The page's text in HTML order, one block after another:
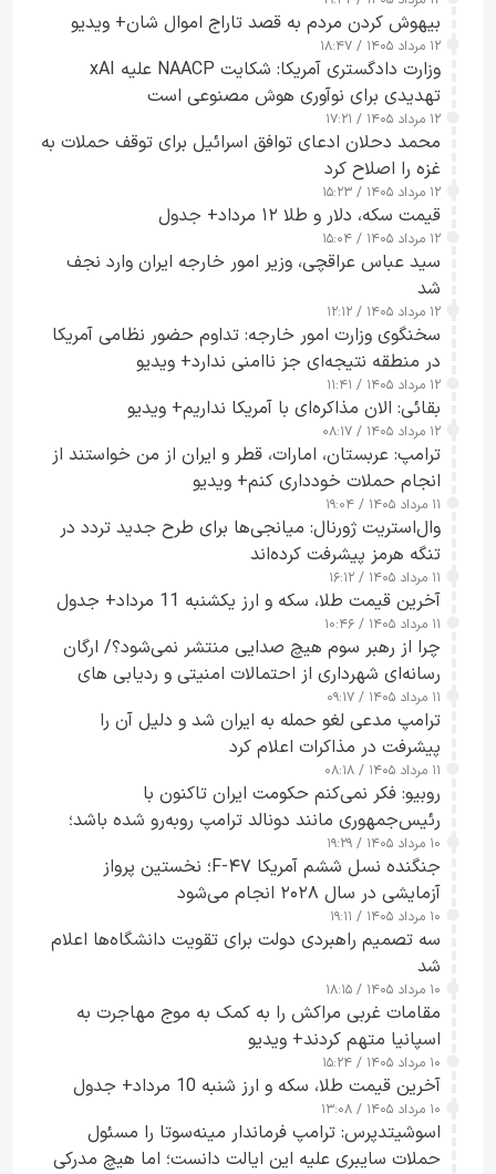
بیهوش کردن مردم به قصد تاراج اموال شان+ ویدیو
۱۲ مرداد ۱۴۰۵ / ۱۸:۴۷
وزارت دادگستری آمریکا: شکایت NAACP علیه xAI
تهدیدی برای نوآوری هوش مصنوعی است
۱۲ مرداد ۱۴۰۵ / ۱۷:۲۱
محمد دحلان ادعای توافق اسرائیل برای توقف حملات به
غزه را اصلاح کرد
۱۲ مرداد ۱۴۰۵ / ۱۵:۲۳
قیمت سکه، دلار و طلا ۱۲ مرداد+ جدول
۱۲ مرداد ۱۴۰۵ / ۱۵:۰۴
سید عباس عراقچی، وزیر امور خارجه ایران وارد نجف
شد
۱۲ مرداد ۱۴۰۵ / ۱۲:۱۲
سخنگوی وزارت امور خارجه: تداوم حضور نظامی آمریکا
در منطقه نتیجه‌ای جز ناامنی ندارد+ ویدیو
۱۲ مرداد ۱۴۰۵ / ۱۱:۴۱
بقائی: الان مذاکره‌ای با آمریکا نداریم+ ویدیو
۱۲ مرداد ۱۴۰۵ / ۰۸:۱۷
ترامپ: عربستان، امارات، قطر و ایران از من خواستند از
انجام حملات خودداری کنم+ ویدیو
۱۱ مرداد ۱۴۰۵ / ۱۹:۰۴
وال‌استریت ژورنال: میانجی‌ها برای طرح جدید تردد در
تنگه هرمز پیشرفت کرده‌اند
۱۱ مرداد ۱۴۰۵ / ۱۶:۱۲
آخرین قیمت طلا، سکه و ارز یکشنبه 11 مرداد+ جدول
۱۱ مرداد ۱۴۰۵ / ۱۰:۴۶
چرا از رهبر سوم هیچ صدایی منتشر نمی‌شود؟/ ارگان
رسانه‌ای شهرداری از احتمالات امنیتی و ردیابی های
جاسوسی گفت
۱۱ مرداد ۱۴۰۵ / ۰۹:۱۷
ترامپ مدعی لغو حمله به ایران شد و دلیل آن را
پیشرفت در مذاکرات اعلام کرد
۱۱ مرداد ۱۴۰۵ / ۰۸:۱۸
روبیو: فکر نمی‌کنم حکومت ایران تاکنون با
رئیس‌جمهوری مانند دونالد ترامپ روبه‌رو شده باشد؛
کسی که واقعاً دست به اقدام می‌زند
۱۰ مرداد ۱۴۰۵ / ۱۹:۲۹
جنگنده نسل ششم آمریکا F-۴۷؛ نخستین پرواز
آزمایشی در سال ۲۰۲۸ انجام می‌شود
۱۰ مرداد ۱۴۰۵ / ۱۹:۱۱
سه تصمیم راهبردی دولت برای تقویت دانشگاه‌ها اعلام
شد
۱۰ مرداد ۱۴۰۵ / ۱۸:۱۵
مقامات غربی مراکش را به کمک به موج مهاجرت به
اسپانیا متهم کردند+ ویدیو
۱۰ مرداد ۱۴۰۵ / ۱۵:۲۴
آخرین قیمت طلا، سکه و ارز شنبه 10 مرداد+ جدول
۱۰ مرداد ۱۴۰۵ / ۱۳:۰۸
اسوشیتدپرس: ترامپ فرماندار مینه‌سوتا را مسئول
حملات سایبری علیه این ایالت دانست؛ اما هیچ مدرکی